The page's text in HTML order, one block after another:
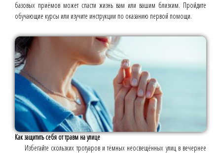
базовых приёмов может спасти жизнь вам или вашим близким. Пройдите
обучающие курсы или изучите инструкции по оказанию первой помощи.
Как защитить себя от травм на улице
Избегайте скользких тротуаров и тёмных неосвещённых улиц в вечернее